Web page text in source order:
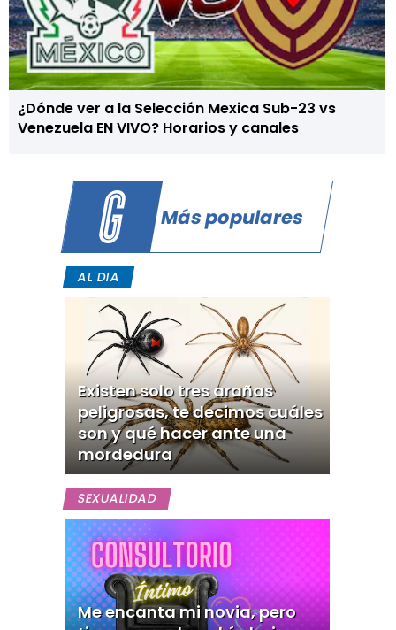
¿Dónde ver a la Selección Mexica Sub-23 vs
Venezuela EN VIVO? Horarios y canales
Más populares
AL DIA
Existen solo tres arañas
peligrosas, te decimos cuáles
son y qué hacer ante una
mordedura
SEXUALIDAD
Me encanta mi novia, pero